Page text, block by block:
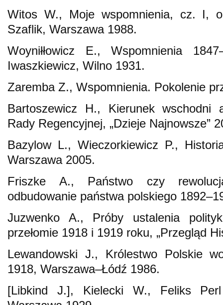
Witos W., Moje wspomnienia, cz. I,
Szaflik, Warszawa 1988.
Woyniłłowicz E., Wspomnienia
Iwaszkiewicz, Wilno 1931.
Zaremba Z., Wspomnienia. Pokolenie
Bartoszewicz H., Kierunek wschodni
Rady Regencyjnej, „Dzieje Najnowsze”
Bazylow L., Wieczorkiewicz P.,
Warszawa 2005.
Friszke A., Państwo czy
odbudowanie państwa polskiego
Juzwenko A., Próby ustalenia
przełomie 1918 i 1919 roku, „Przegląd
Lewandowski J., Królestwo Polskie
1918, Warszawa–Łódź 1986.
[Libkind J.], Kielecki W., Feliks